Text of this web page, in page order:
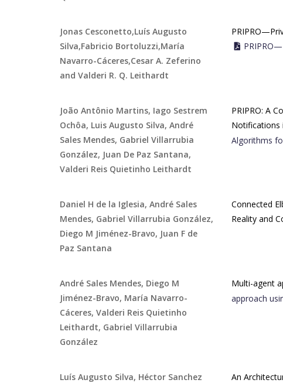
Jonas Cesconetto,Luís Augusto
Silva,Fabricio Bortoluzzi,María
Navarro-Cáceres,Cesar A. Zeferino
and Valderi R. Q. Leithardt
João Antônio Martins, Iago Sestrem
Ochôa, Luis Augusto Silva, André
Sales Mendes, Gabriel Villarrubia
González, Juan De Paz Santana,
Valderi Reis Quietinho Leithardt
PRIPRO: A
Notifications
Algorithms
Daniel H de la Iglesia, André Sales
Mendes, Gabriel Villarrubia González,
Diego M Jiménez-Bravo, Juan F de
Paz Santana
Connected
Reality and
André Sales Mendes, Diego M
Jiménez-Bravo, María Navarro-
Cáceres, Valderi Reis Quietinho
Leithardt, Gabriel Villarrubia
González
Multi-agent
approach
Luís Augusto Silva, Héctor Sanchez An